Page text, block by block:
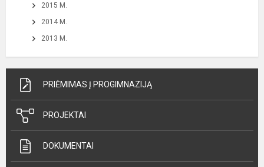
2015 M.
2014 M.
2013 M.
PRIĖMIMAS Į PROGIMNAZIJĄ
PROJEKTAI
DOKUMENTAI